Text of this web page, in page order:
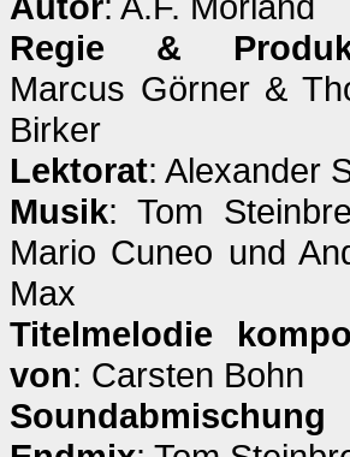
Regie &
Marcus Görner &
Birker
Lektorat: Alexander
Musik: Tom
Mario Cuneo und
Max
Titelmelodie
von: Carsten Bohn